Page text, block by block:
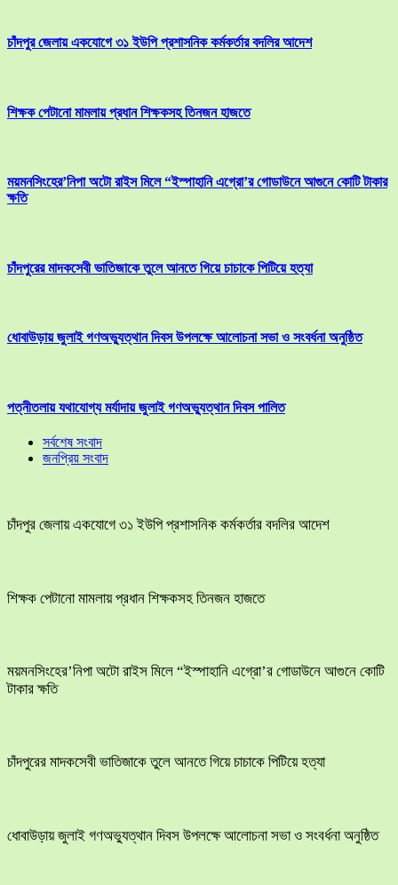
চাঁদপুর জেলায় একযোগে ৩১ ইউপি প্রশাসনিক কর্মকর্তার বদলির আদেশ
শিক্ষক পেটানো মামলায় প্রধান শিক্ষকসহ তিনজন হাজতে
ময়মনসিংহের’নিপা অটো রাইস মিলে “ইস্পাহানি এগ্রো’র গোডাউনে আগুনে কোটি টাকার
ক্ষতি
চাঁদপুরের মাদকসেবী ভাতিজাকে তুলে আনতে গিয়ে চাচাকে পিটিয়ে হত্যা
ধোবাউড়ায় জুলাই গণঅভ্যুত্থান দিবস উপলক্ষে আলোচনা সভা ও সংবর্ধনা অনুষ্ঠিত
পত্নীতলায় যথাযোগ্য মর্যাদায় জুলাই গণঅভ্যুত্থান দিবস পালিত
সর্বশেষ সংবাদ
জনপ্রিয় সংবাদ
চাঁদপুর জেলায় একযোগে ৩১ ইউপি প্রশাসনিক কর্মকর্তার বদলির আদেশ
শিক্ষক পেটানো মামলায় প্রধান শিক্ষকসহ তিনজন হাজতে
ময়মনসিংহের’নিপা অটো রাইস মিলে “ইস্পাহানি এগ্রো’র গোডাউনে আগুনে কোটি
টাকার ক্ষতি
চাঁদপুরের মাদকসেবী ভাতিজাকে তুলে আনতে গিয়ে চাচাকে পিটিয়ে হত্যা
ধোবাউড়ায় জুলাই গণঅভ্যুত্থান দিবস উপলক্ষে আলোচনা সভা ও সংবর্ধনা অনুষ্ঠিত